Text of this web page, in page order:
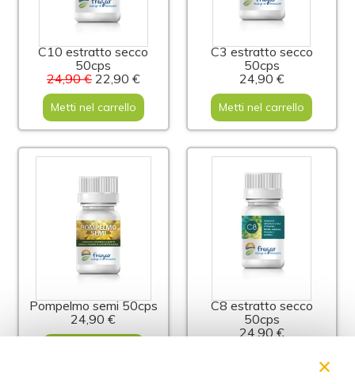
C10 estratto secco
50cps
24,90 €22,90 €
Metti nel carrello
C3 estratto secco
50cps
24,90 €
Metti nel carrello
Pompelmo semi 50cps
24,90 €
C8 estratto secco
50cps
24,90 €
×